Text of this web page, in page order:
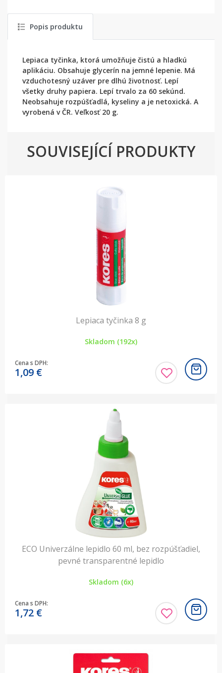
Popis produktu
Lepiaca tyčinka, ktorá umožňuje čistú a hladkú
aplikáciu. Obsahuje glycerín na jemné lepenie. Má
vzduchotesný uzáver pre dlhú životnosť. Lepí
všetky druhy papiera. Lepí trvalo za 60 sekúnd.
Neobsahuje rozpúšťadlá, kyseliny a je netoxická. A
vyrobená v ČR. Veľkosť 20 g.
SOUVISEJÍCÍ PRODUKTY
Lepiaca tyčinka 8 g
Skladom (192x)
Cena s DPH:
1,09 €
ECO Univerzálne lepidlo 60 ml, bez rozpúšťadiel,
pevné transparentné lepidlo
Skladom (6x)
Cena s DPH:
1,72 €